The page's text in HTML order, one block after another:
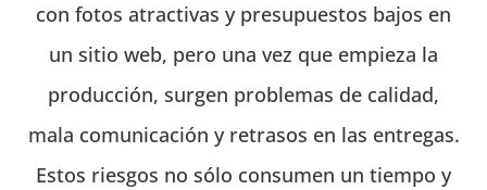
con fotos atractivas y presupuestos bajos en
un sitio web, pero una vez que empieza la
producción, surgen problemas de calidad,
mala comunicación y retrasos en las entregas.
Estos riesgos no sólo consumen un tiempo y